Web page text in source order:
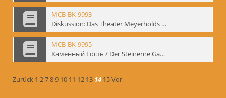
MCB-BK-9993
Diskussion: Das Theater Meyerholds und die Biomechanik, 18.09.1995 - interne Signatur: BM-prt-200
MCB-BK-9995
Каменный Гость / Der Steinerne Gast - interne Signatur: BM-prt-202
Zurück 1 2789 10 11 12 13 14 15Vor